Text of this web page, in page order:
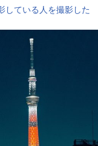
している人を撮影した